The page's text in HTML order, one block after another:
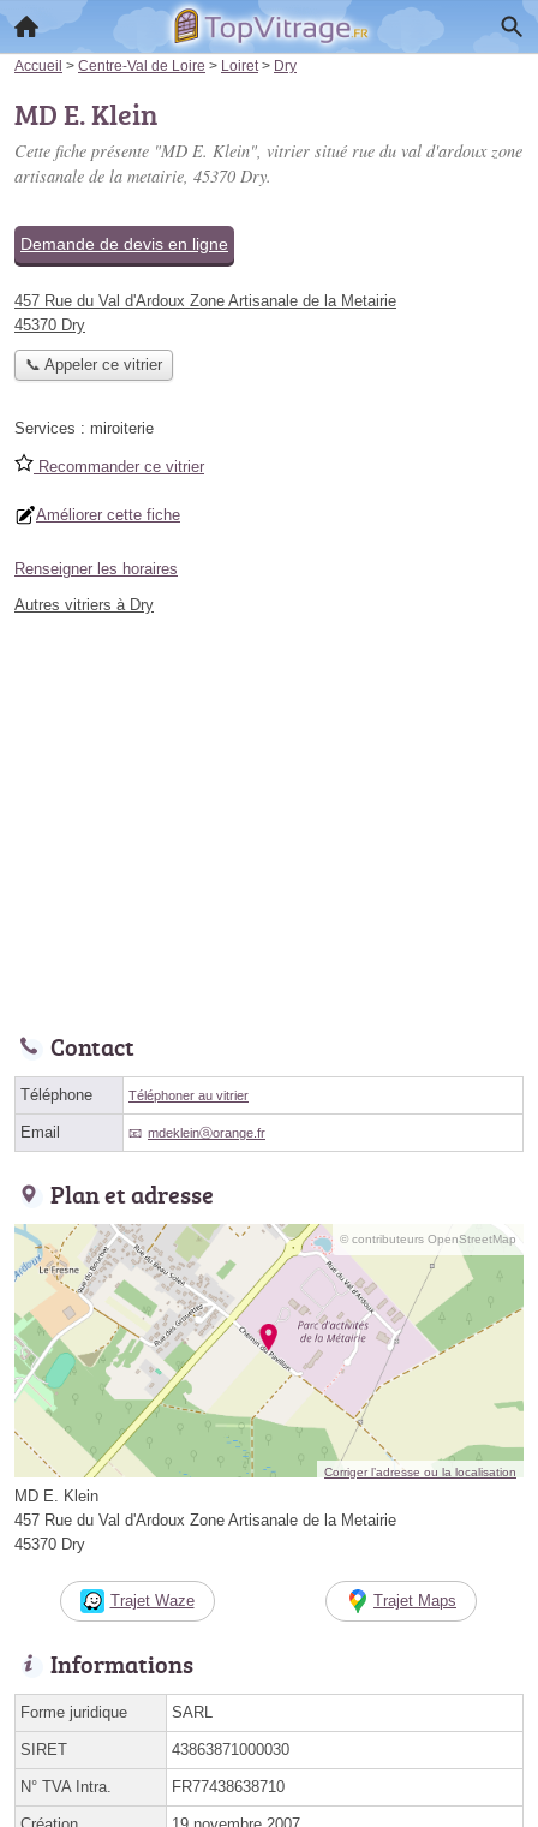
Accueil > Centre-Val de Loire > Loiret > Dry
MD E. Klein
Cette fiche présente "MD E. Klein", vitrier situé rue du val d'ardoux zone
artisanale de la metairie, 45370 Dry.
Demande de devis en ligne
457 Rue du Val d'Ardoux Zone Artisanale de la Metairie
45370 Dry
📞 Appeler ce vitrier
Services : miroiterie
Recommander ce vitrier
Améliorer cette fiche
Renseigner les horaires
Autres vitriers à Dry
Contact
Téléphone Téléphoner au vitrier
Email mdekleinⓐorange.fr
Plan et adresse
© contributeurs OpenStreetMap
Corriger l’adresse ou la localisation
MD E. Klein
457 Rue du Val d'Ardoux Zone Artisanale de la Metairie
45370 Dry
Trajet Waze Trajet Maps
Informations
Forme juridique SARL
SIRET 43863871000030
N° TVA Intra. FR77438638710